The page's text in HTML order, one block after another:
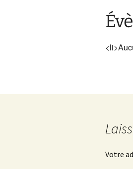
Votre